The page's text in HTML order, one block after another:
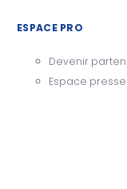
ESPACE PRO
Devenir
Espace presse